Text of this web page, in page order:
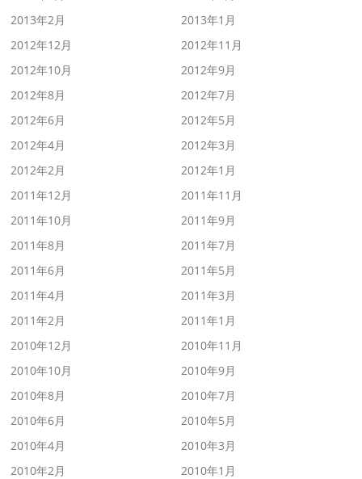
2013年2月
2013年1月
2012年12月
2012年11月
2012年10月
2012年9月
2012年8月
2012年7月
2012年6月
2012年5月
2012年4月
2012年3月
2012年2月
2012年1月
2011年12月
2011年11月
2011年10月
2011年9月
2011年8月
2011年7月
2011年6月
2011年5月
2011年4月
2011年3月
2011年2月
2011年1月
2010年12月
2010年11月
2010年10月
2010年9月
2010年8月
2010年7月
2010年6月
2010年5月
2010年4月
2010年3月
2010年2月
2010年1月